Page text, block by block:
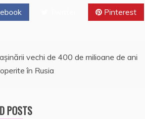
a
z
Pinterest
vechi de 400 de milioane de ani
în Rusia
POSTS